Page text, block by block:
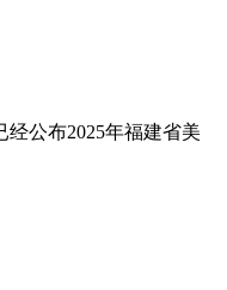
公布2025年福建省美